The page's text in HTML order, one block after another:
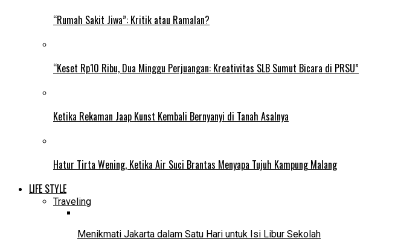
“Rumah Sakit Jiwa”: Kritik atau Ramalan?
“Keset Rp10 Ribu, Dua Minggu Perjuangan: Kreativitas SLB Sumut Bicara di PRSU”
Ketika Rekaman Jaap Kunst Kembali Bernyanyi di Tanah Asalnya
Hatur Tirta Wening, Ketika Air Suci Brantas Menyapa Tujuh Kampung Malang
LIFE STYLE
Traveling
Menikmati Jakarta dalam Satu Hari untuk Isi Libur Sekolah